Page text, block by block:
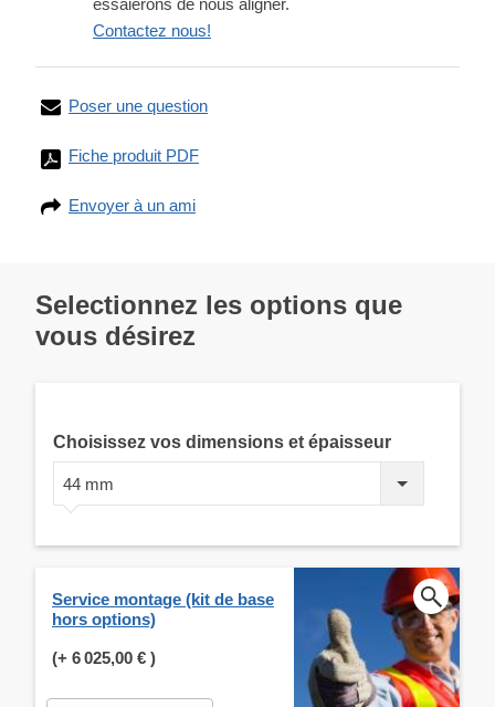
Contactez nous!
Poser une question
Fiche produit PDF
Envoyer à un ami
Selectionnez les options que
vous désirez
Choisissez vos dimensions et épaisseur
44 mm
Service montage (kit de base
hors options)
(+ 6 025,00 € )